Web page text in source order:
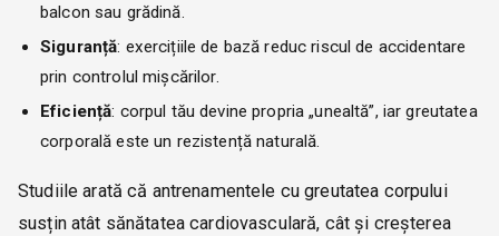
balcon sau grădină.
Siguranță: exercițiile de bază reduc riscul de accidentare
prin controlul mișcărilor.
Eficiență: corpul tău devine propria „unealtă”, iar greutatea
corporală este un rezistență naturală.
Studiile arată că antrenamentele cu greutatea corpului
susțin atât sănătatea cardiovasculară, cât și creșterea